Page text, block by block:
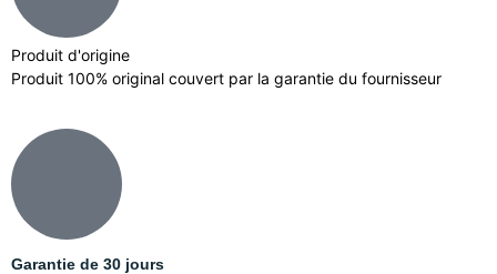
Produit d'origine
Produit 100% original couvert par la garantie du fournisseur
Garantie de 30 jours